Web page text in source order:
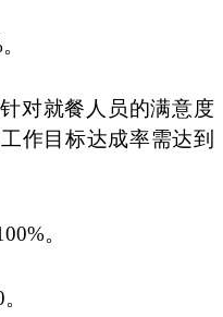
对就餐人员的满意度
作目标达成率需达到
。